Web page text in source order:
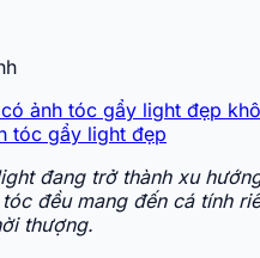
ảnh tóc gẩy light đẹp
tóc gẩy light đẹp
đang trở thành xu
đều mang đến cá tính
thượng.